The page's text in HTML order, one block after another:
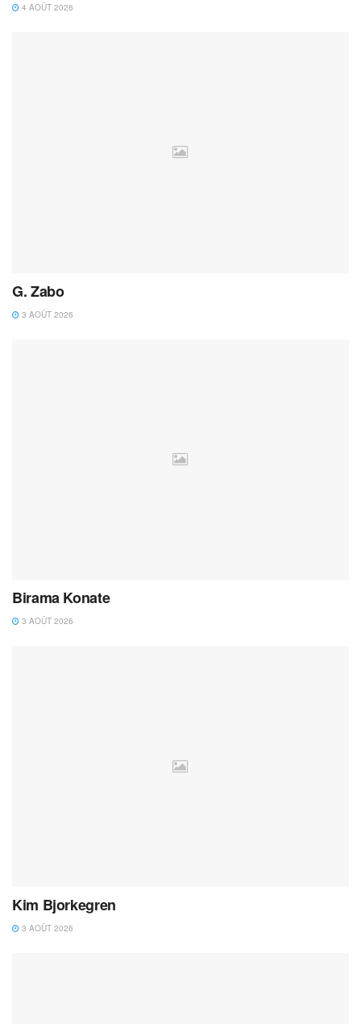
4 AOÛT 2026
G. Zabo
3 AOÛT 2026
Birama Konate
3 AOÛT 2026
Kim Bjorkegren
3 AOÛT 2026